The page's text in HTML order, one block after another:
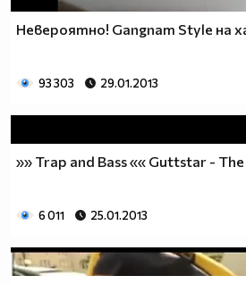
Невероятно! Gangnam Style на
93 303 29.01.2013
»» Trap and Bass «« Guttstar -
6 011 25.01.2013